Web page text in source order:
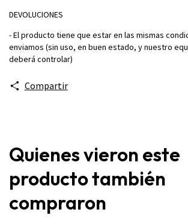
DEVOLUCIONES
- El producto tiene que estar en las mismas
enviamos (sin uso, en buen estado, y nuestro
deberá controlar)
Compartir
Quienes vieron este
producto también
compraron